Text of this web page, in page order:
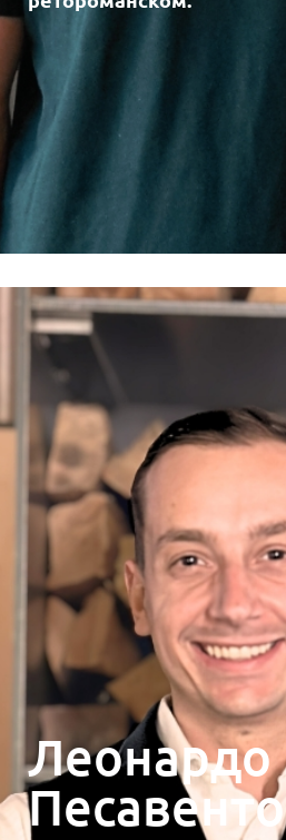
Леонардо
Песавенто